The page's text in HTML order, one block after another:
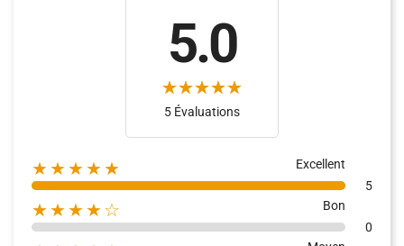
5.0
5 Évaluations
★★★★★
Excellent
5
★★★★☆
Bon
0